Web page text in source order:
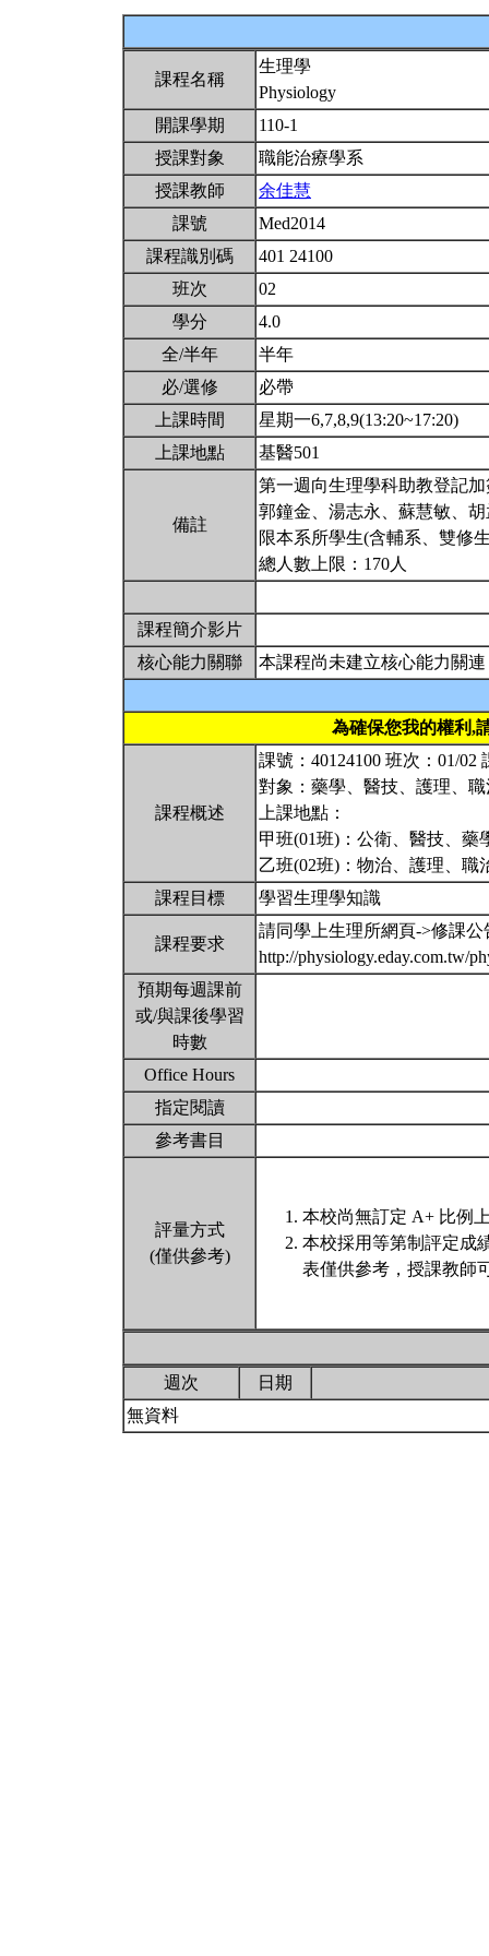
課程名稱
生理學
Physiology
開課學期
110-1
授課對象
職能治療學系
授課教師
余佳慧
課號
Med2014
課程識別碼
401 24100
班次
02
學分
4.0
全/半年
半年
必/選修
必帶
上課時間
星期一6,7,8,9(13:20~17:20)
上課地點
基醫501
備註
第一週向生理學科助教登記
郭鐘金、湯志永、蘇慧敏、
限本系所學生(含輔系、雙修
總人數上限：170人
課程簡介影片
核心能力關聯
本課程尚未建立核心能力關連
為確保您我的權利,
課程概述
課號：40124100 班次：01/
對象：藥學、醫技、護理、
上課地點：
甲班(01班)：公衛、醫技、藥
乙班(02班)：物治、護理、職
課程目標
學習生理學知識
課程要求
請同學上生理所網頁->修課
http://physiology.eday.com.tw/
預期每週課前
或/與課後學習
時數
Office Hours
指定閱讀
參考書目
評量方式
(僅供參考)
本校尚無訂定 A+ 比例
本校採用等第制評定成
表僅供參考，授課教師
週次
日期
無資料